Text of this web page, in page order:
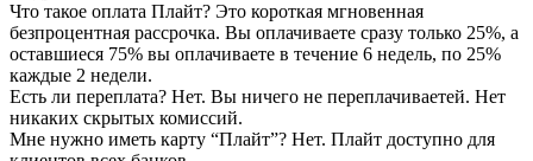
Что такое оплата Плайт? Это короткая мгновенная
безпроцентная рассрочка. Вы оплачиваете сразу только 25%, а
оставшиеся 75% вы оплачиваете в течение 6 недель, по 25%
каждые 2 недели.
Есть ли переплата? Нет. Вы ничего не переплачиваетей. Нет
никаких скрытых комиссий.
Мне нужно иметь карту “Плайт”? Нет. Плайт доступно для